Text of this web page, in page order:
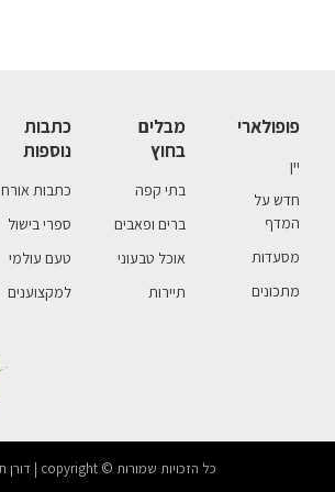
פופולארי
יין
חדש על
המדף
מסעדות
מתכונים
מבלים
בחוץ
בתי קפה
ברים ופאבים
אוכל טבעוני
תיירות
כתבות
נוספות
כתבות אורח
ספרי בישול
טעם עולמי
למקצוענים
כל הזכויות שמורות © copyright | דורן תקשורת